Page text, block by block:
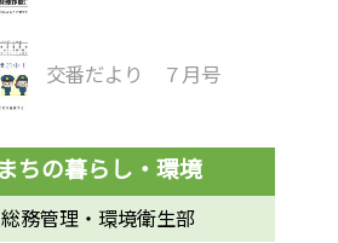
交番だより ７月号
総務管理・環境衛生部